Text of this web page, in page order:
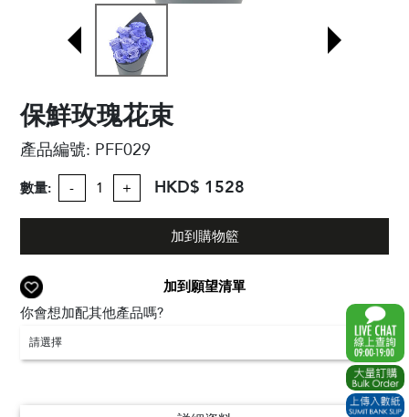
保鮮玫瑰花束
產品編號: PFF029
數量: - + HKD$ 1528
加到購物籃
加到願望清單
你會想加配其他產品嗎?
請選擇